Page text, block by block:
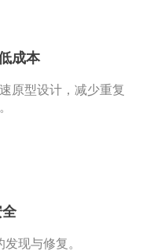
成本
原型设计，减少重复
现与修复。